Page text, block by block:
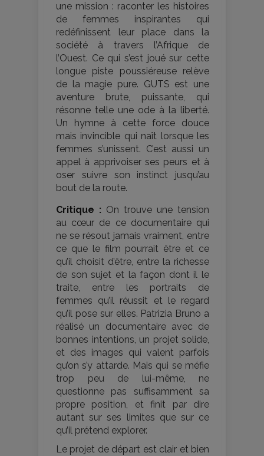
une mission : raconter les histoires
de femmes inspirantes qui
redéfinissent leur place dans la
société à travers l’Afrique de
l’Ouest. Ce qui s’est joué sur cette
longue piste poussiéreuse relève
de la magie pure. GUTS est une
aventure brute, puissante, qui
résonne telle une ode à la liberté.
Un hymne à cette force douce
mais invincible qui naît lorsque les
femmes s’unissent. C’est aussi un
appel à apprivoiser ses peurs et à
oser suivre son instinct jusqu’au
bout de la route.
Critique : On trouve une tension
au cœur de ce documentaire qui
ne se résout jamais vraiment, entre
ce que le film pourrait être et ce
qu’il choisit d’être, entre la richesse
de son sujet et la façon dont il le
traite, entre les portraits de
femmes qu’il réussit et le regard
qu’il pose sur elles. Patrizia Bruno a
réalisé un documentaire avec de
bonnes intentions, un projet solide,
et des images qui valent parfois
qu’on s’y attarde. Mais qui se méfie
trop peu de lui-même, ne
questionne pas suffisamment sa
propre position, et finit par dire
autant sur ses limites que sur ce
qu’il prétend explorer.
Le projet de départ est clair et bien